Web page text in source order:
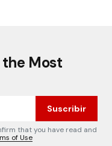
Most
Suscribir
that you have read and
of Use